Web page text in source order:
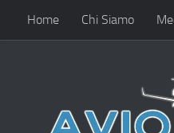
Home Chi Siamo